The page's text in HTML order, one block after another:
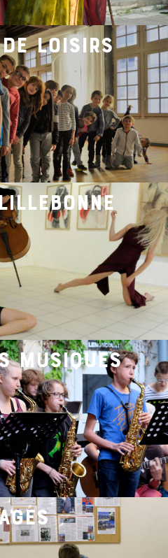
loisirs
musiques